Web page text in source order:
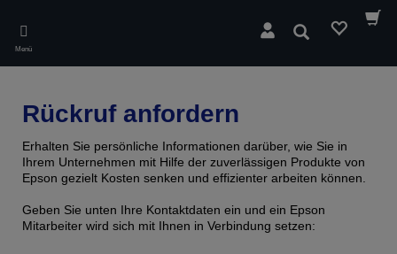
main
content
Menü
Suchen
Rückruf anfordern
Erhalten Sie persönliche Informationen darüber, wie Sie in
Ihrem Unternehmen mit Hilfe der zuverlässigen Produkte von
Epson gezielt Kosten senken und effizienter arbeiten können.
Geben Sie unten Ihre Kontaktdaten ein und ein Epson
Mitarbeiter wird sich mit Ihnen in Verbindung setzen: